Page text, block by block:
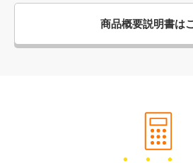
商品概要説明書は